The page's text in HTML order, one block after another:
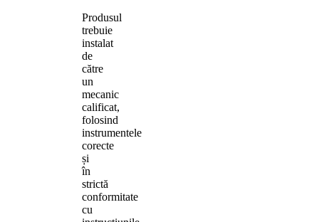
Produsul
trebuie
instalat
de
către
un
mecanic
calificat,
folosind
instrumentele
corecte
și
în
strictă
conformitate
cu